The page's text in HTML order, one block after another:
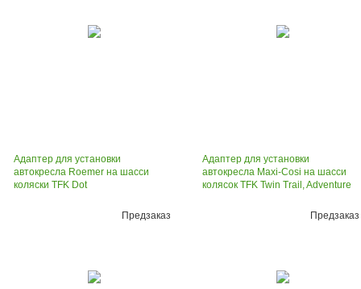
Адаптер для установки
автокресла Roemer на шасси
коляски TFK Dot
Предзаказ
Адаптер для установки
автокресла Maxi-Сosi на шасси
колясок TFK Twin Trail, Adventure
Предзаказ